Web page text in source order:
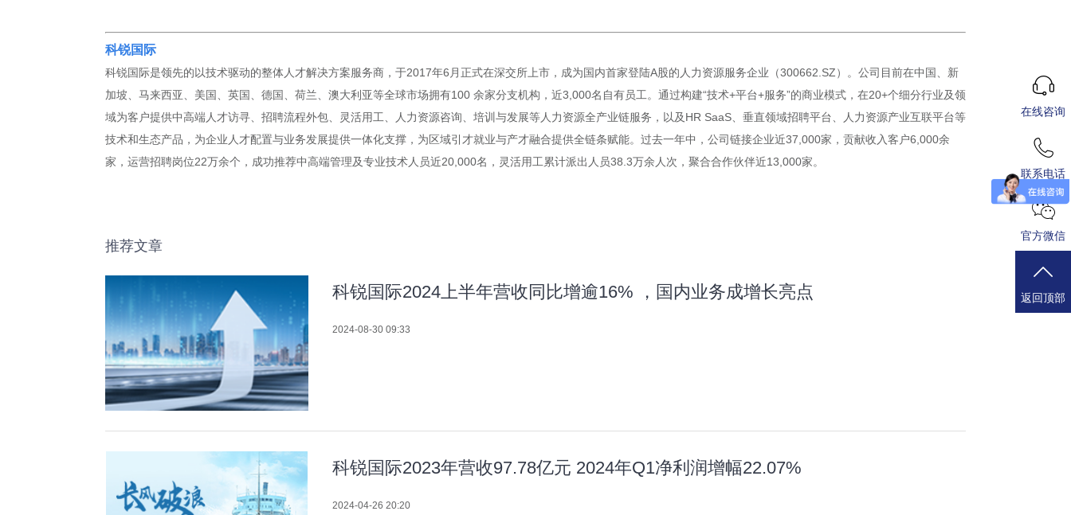
科锐国际
科锐国际是领先的以技术驱动的整体人才解决方案服务商，于2017年6月正式在深交所上市，成为国内首家登陆A股的人力资源服务企业（300662.SZ）。公司目前在中国、新
加坡、马来西亚、美国、英国、德国、荷兰、澳大利亚等全球市场拥有100 余家分支机构，近3,000名自有员工。通过构建“技术+平台+服务”的商业模式，在20+个细分行业及领
域为客户提供中高端人才访寻、招聘流程外包、灵活用工、人力资源咨询、培训与发展等人力资源全产业链服务，以及HR SaaS、垂直领域招聘平台、人力资源产业互联平台等
技术和生态产品，为企业人才配置与业务发展提供一体化支撑，为区域引才就业与产才融合提供全链条赋能。过去一年中，公司链接企业近37,000家，贡献收入客户6,000余
家，运营招聘岗位22万余个，成功推荐中高端管理及专业技术人员近20,000名，灵活用工累计派出人员38.3万余人次，聚合合作伙伴近13,000家。
推荐文章
科锐国际2024上半年营收同比增逾16% ，国内业务成增长亮点
2024-08-30 09:33
科锐国际2023年营收97.78亿元 2024年Q1净利润增幅22.07%
2024-04-26 20:20
在线咨询
联系电话
官方微信
返回顶部